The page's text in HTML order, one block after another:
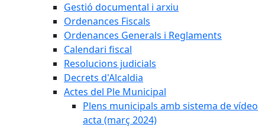
Gestió documental i arxiu
Ordenances Fiscals
Ordenances Generals i Reglaments
Calendari fiscal
Resolucions judicials
Decrets d'Alcaldia
Actes del Ple Municipal
Plens municipals amb sistema de vídeo
acta (març 2024)